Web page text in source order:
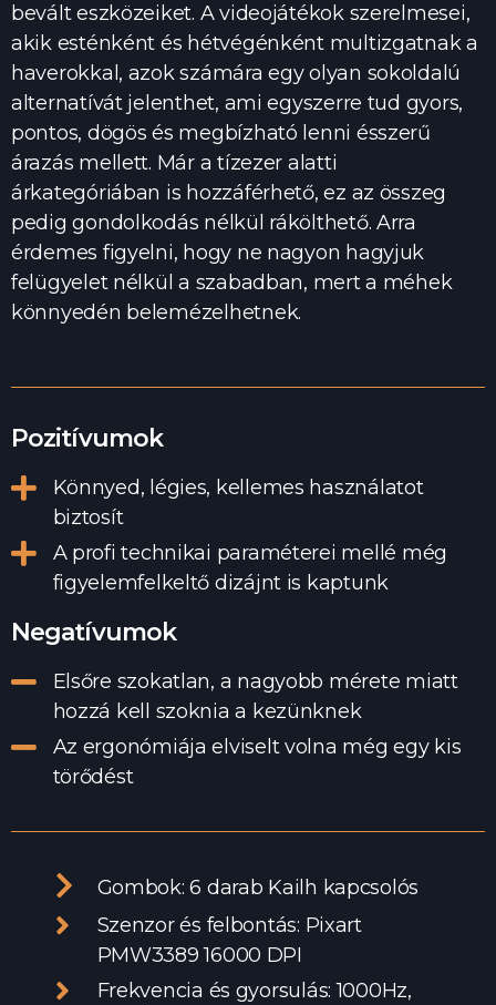
bevált eszközeiket. A videojátékok szerelmesei,
akik esténként és hétvégénként multizgatnak a
haverokkal, azok számára egy olyan sokoldalú
alternatívát jelenthet, ami egyszerre tud gyors,
pontos, dögös és megbízható lenni ésszerű
árazás mellett. Már a tízezer alatti
árkategóriában is hozzáférhető, ez az összeg
pedig gondolkodás nélkül rákölthető. Arra
érdemes figyelni, hogy ne nagyon hagyjuk
felügyelet nélkül a szabadban, mert a méhek
könnyedén belemézelhetnek.
Pozitívumok
Könnyed, légies, kellemes használatot
biztosít
A profi technikai paraméterei mellé még
figyelemfelkeltő dizájnt is kaptunk
Negatívumok
Elsőre szokatlan, a nagyobb mérete miatt
hozzá kell szoknia a kezünknek
Az ergonómiája elviselt volna még egy kis
törődést
Gombok: 6 darab Kailh kapcsolós
Szenzor és felbontás: Pixart
PMW3389 16000 DPI
Frekvencia és gyorsulás: 1000Hz,